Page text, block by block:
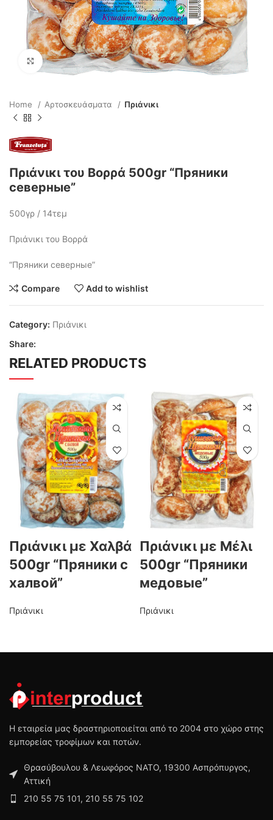
Click to enlarge
Home Αρτοσκευάσματα Πριάνικι
Πριάνικι του Βορρά 500gr “Пряники
северные”
500γρ / 14τεμ
Πριάνικι του Βορρά
“Пряники северные”
Compare Add to wishlist
Category: Πριάνικι
Share:
RELATED PRODUCTS
Πριάνικι με Χαλβά
500gr “Пряники с
халвой”
Πριάνικι
Πριάνικι με Μέλι
500gr “Пряники
медовые”
Πριάνικι
Η εταιρεία μας δραστηριοποιείται από το 2004 στο χώρο στης
εμπορείας τροφίμων και ποτών.
Θρασύβουλου & Λεωφόρος ΝΑΤΟ, 19300 Ασπρόπυργος,
Αττική
210 55 75 101, 210 55 75 102